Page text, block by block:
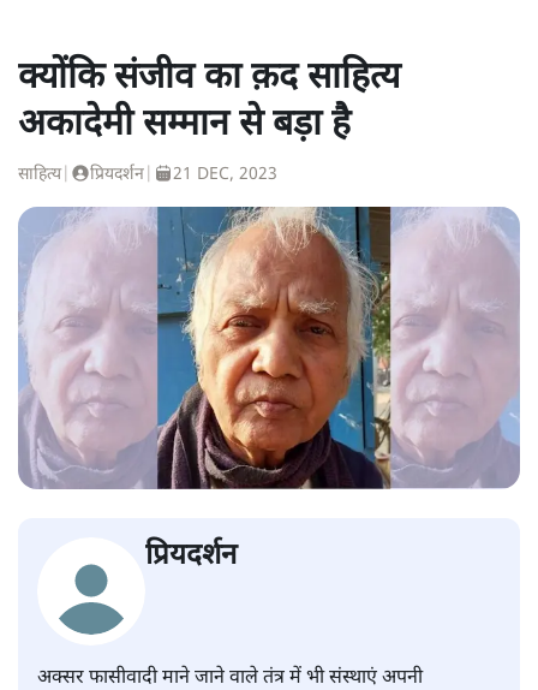
क्योंकि संजीव का क़द साहित्य
अकादेमी सम्मान से बड़ा है
साहित्य| प्रियदर्शन 21 DEC, 2023
प्रियदर्शन
अक्सर फासीवादी माने जाने वाले तंत्र में भी संस्थाएं अपनी